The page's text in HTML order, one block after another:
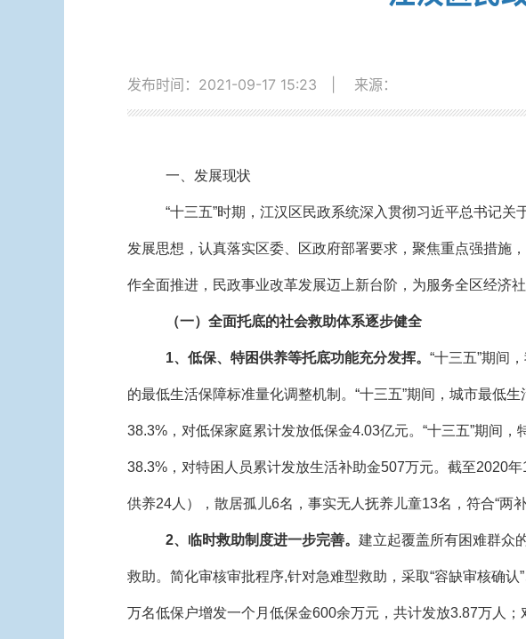
发布时间：2021-09-17 15:23 来源：
一、发展现状
“十三五”时期，江汉区民政系统深入贯彻习近平总书记
发展思想，认真落实区委、区政府部署要求，聚焦重点强措施
作全面推进，民政事业改革发展迈上新台阶，为服务全区经济
（一）全面托底的社会救助体系逐步健全
1、低保、特困供养等托底功能充分发挥。 “十三五”期间
的最低生活保障标准量化调整机制。“十三五”期间，城市最低
38.3%，对低保家庭累计发放低保金4.03亿元。“十三五”期间
38.3%，对特困人员累计发放生活补助金507万元。截至2020
供养24人），散居孤儿6名，事实无人抚养儿童13名，符合“两
2、临时救助制度进一步完善。 建立起覆盖所有困难群众
救助。简化审核审批程序,针对急难型救助，采取“容缺审核确认
万名低保户增发一个月低保金600余万元，共计发放3.87万人